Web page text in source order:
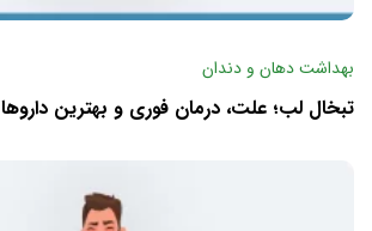
بهداشت دهان و دندان
تبخال لب؛ علت، درمان فوری و بهترین داروها